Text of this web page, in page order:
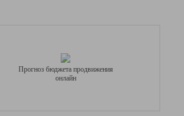
Прогноз бюджета продвижения
онлайн